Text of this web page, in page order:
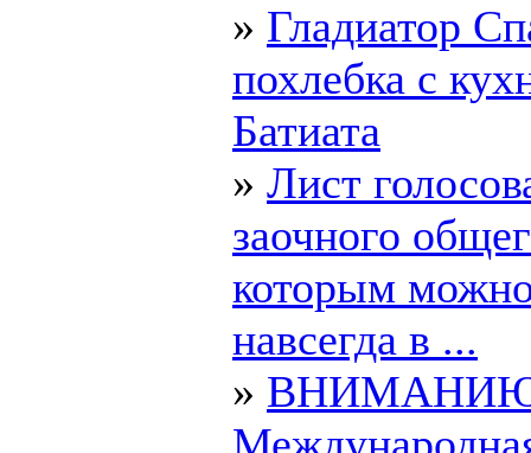
» Гладиатор
похлебка с
Батиата
» Лист
заочного
которым
навсегда в ...
»